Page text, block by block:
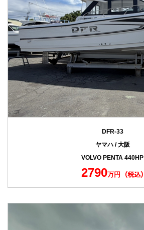
DFR-33
ヤマハ / 大阪
VOLVO PENTA 440HP
2790万円